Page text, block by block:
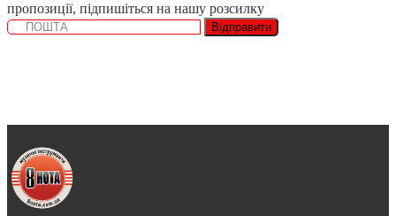
пропозиції, підпишіться на нашу розсилку
Відправити